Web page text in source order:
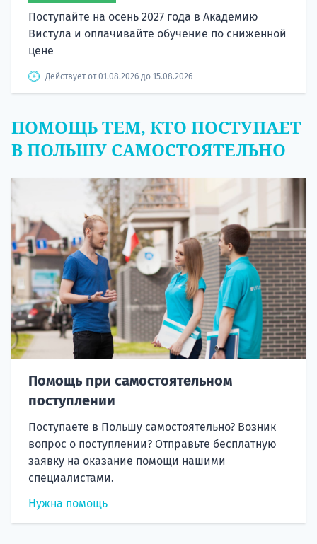
Поступайте на осень 2027 года в Академию
Вистула и оплачивайте обучение по сниженной
цене
Действует от 01.08.2026 до 15.08.2026
ПОМОЩЬ ТЕМ, КТО ПОСТУПАЕТ
В ПОЛЬШУ САМОСТОЯТЕЛЬНО
Помощь при самостоятельном
поступлении
Поступаете в Польшу самостоятельно? Возник
вопрос о поступлении? Отправьте бесплатную
заявку на оказание помощи нашими
специалистами.
Нужна помощь